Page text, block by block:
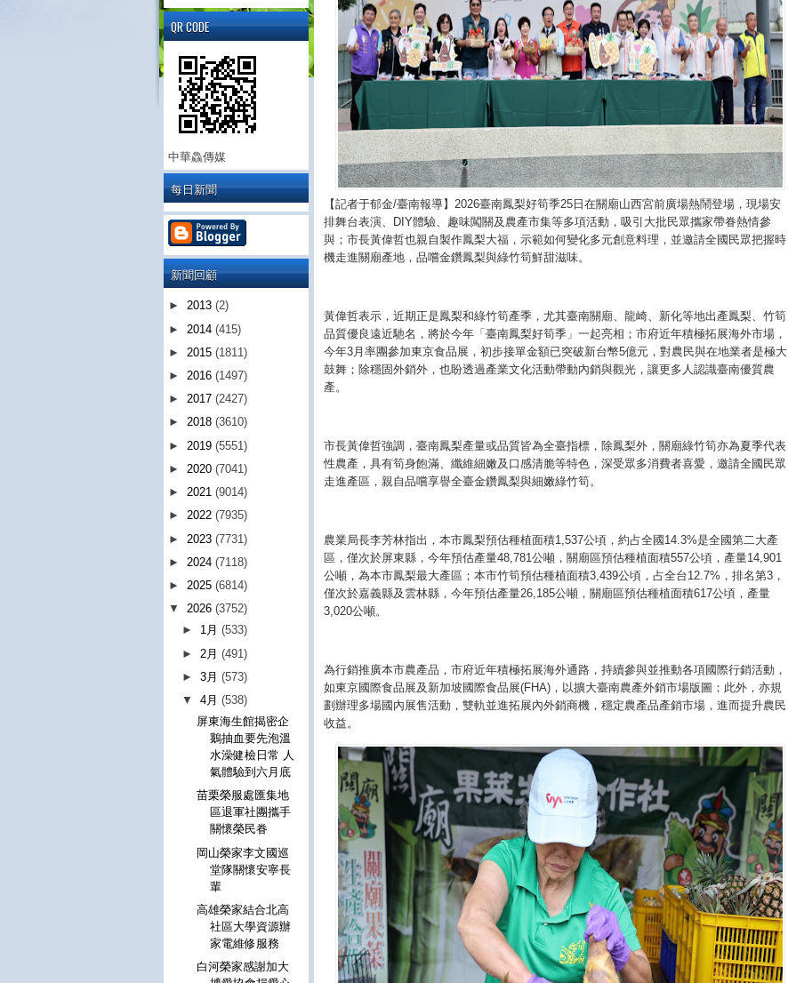
【記者于郁金/臺南報導】2026臺南鳳梨好筍季25日在關廟山西宮前廣場熱鬧登場，現場安
排舞台表演、DIY體驗、趣味闖關及農產市集等多項活動，吸引大批民眾攜家帶眷熱情參
與；市長黃偉哲也親自製作鳳梨大福，示範如何變化多元創意料理，並邀請全國民眾把握時
機走進關廟產地，品嚐金鑽鳳梨與綠竹筍鮮甜滋味。
黃偉哲表示，近期正是鳳梨和綠竹筍產季，尤其臺南關廟、龍崎、新化等地出產鳳梨、竹筍
品質優良遠近馳名，將於今年「臺南鳳梨好筍季」一起亮相；市府近年積極拓展海外市場，
今年3月率團參加東京食品展，初步接單金額已突破新台幣5億元，對農民與在地業者是極大
鼓舞；除穩固外銷外，也盼透過產業文化活動帶動內銷與觀光，讓更多人認識臺南優質農
產。
市長黃偉哲強調，臺南鳳梨產量或品質皆為全臺指標，除鳳梨外，關廟綠竹筍亦為夏季代表
性農產，具有筍身飽滿、纖維細嫩及口感清脆等特色，深受眾多消費者喜愛，邀請全國民眾
走進產區，親自品嚐享譽全臺金鑽鳳梨與細嫩綠竹筍。
農業局長李芳林指出，本市鳳梨預估種植面積1,537公頃，約占全國14.3%是全國第二大產
區，僅次於屏東縣，今年預估產量48,781公噸，關廟區預估種植面積557公頃，產量14,901
公噸，為本市鳳梨最大產區；本市竹筍預估種植面積3,439公頃，占全台12.7%，排名第3，
僅次於嘉義縣及雲林縣，今年預估產量26,185公噸，關廟區預估種植面積617公頃，產量
3,020公噸。
為行銷推廣本市農產品，市府近年積極拓展海外通路，持續參與並推動各項國際行銷活動，
如東京國際食品展及新加坡國際食品展(FHA)，以擴大臺南農產外銷市場版圖；此外，亦規
劃辦理多場國內展售活動，雙軌並進拓展內外銷商機，穩定農產品產銷市場，進而提升農民
收益。
QR CODE
中華鱻傳媒
每日新聞
新聞回顧
► 2013 (2)
► 2014 (415)
► 2015 (1811)
► 2016 (1497)
► 2017 (2427)
► 2018 (3610)
► 2019 (5551)
► 2020 (7041)
► 2021 (9014)
► 2022 (7935)
► 2023 (7731)
► 2024 (7118)
► 2025 (6814)
▼ 2026 (3752)
► 1月(533)
► 2月(491)
►3月(573)
▼4月(538)
屏東海生館揭密企
鵝抽血要先泡溫
水澡健檢日常 人
氣體驗到六月底
苗栗榮服處匯集地
區退軍社團攜手
關懷榮民眷
岡山榮家李文國巡
堂隊關懷安寧長
輩
高雄榮家結合北高
社區大學資源辦
家電維修服務
白河榮家感謝加大